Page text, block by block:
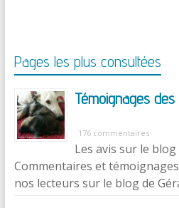
Pages les plus consultées
Témoignages
176 commentaires
Les avis sur le
Commentaires et
nos lecteurs sur le blog de